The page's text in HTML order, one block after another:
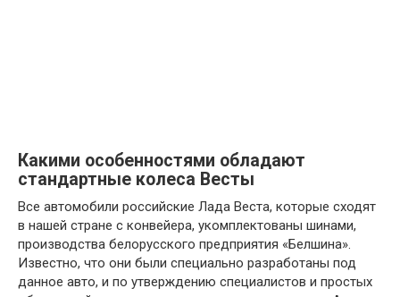
Какими особенностями обладают
стандартные колеса Весты
Все автомобили российские Лада Веста, которые сходят
в нашей стране с конвейера, укомплектованы шинами,
производства белорусского предприятия «Белшина».
Известно, что они были специально разработаны под
данное авто, и по утверждению специалистов и простых